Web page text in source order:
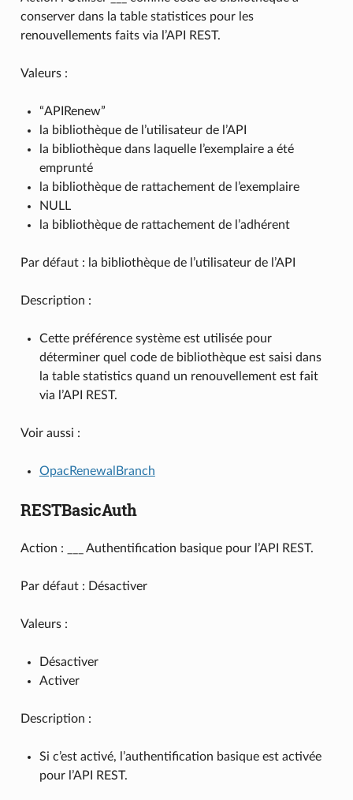
conserver dans la table statistices pour les
renouvellements faits via l’API REST.
Valeurs :
“APIRenew”
la bibliothèque de l’utilisateur de l’API
la bibliothèque dans laquelle l’exemplaire a été
emprunté
la bibliothèque de rattachement de l’exemplaire
NULL
la bibliothèque de rattachement de l’adhérent
Par défaut : la bibliothèque de l’utilisateur de l’API
Description :
Cette préférence système est utilisée pour
déterminer quel code de bibliothèque est saisi dans
la table statistics quand un renouvellement est fait
via l’API REST.
Voir aussi :
OpacRenewalBranch
RESTBasicAuth
Action : ___ Authentification basique pour l’API REST.
Par défaut : Désactiver
Valeurs :
Désactiver
Activer
Description :
Si c’est activé, l’authentification basique est activée
pour l’API REST.